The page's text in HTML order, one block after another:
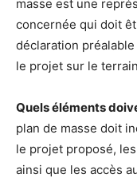
masse est une
concernée qui doit
déclaration
le projet sur le
Quels éléments
plan de masse doit
le projet proposé,
ainsi que les accès